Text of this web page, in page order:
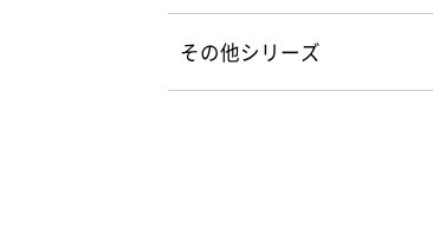
その他シリーズ